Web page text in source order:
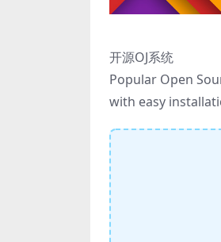
开源OJ系统
Popular Open
with easy